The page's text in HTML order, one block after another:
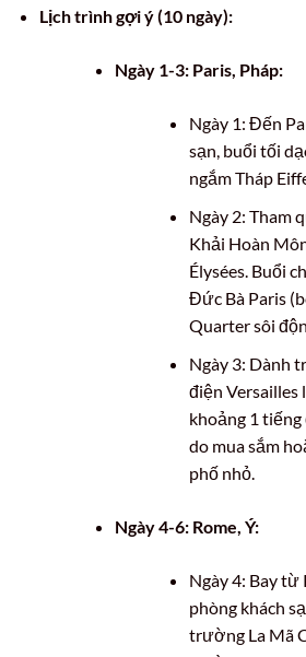
Lịch trình gợi ý (10 ngày):
Ngày 1-3: Paris, Pháp:
Ngày 1: Đến
sạn, buổi tối
ngắm Tháp
Ngày 2: Tham
Khải Hoàn
Élysées. Buổi
Đức Bà Paris
Quarter sôi
Ngày 3: Dành
điện Versailles
khoảng 1
do mua sắm
phố nhỏ.
Ngày 4-6: Rome, Ý:
Ngày 4: Bay từ
phòng khách
trường La Mã